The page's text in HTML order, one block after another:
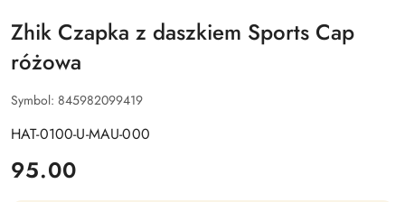
Zhik Czapka z daszkiem Sports Cap
różowa
Symbol: 845982099419
HAT-0100-U-MAU-000
cena:
95.00